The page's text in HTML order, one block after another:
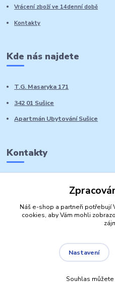
Vrácení zboží ve 14denní době
Kontakty
Kde nás najdete
T.G. Masaryka 171
342 01 Sušice
Apartmán Ubytování Sušice
Kontakty
Náš e-shop a partneři potřebují
cookies, aby Vám mohli
Nastavení
Souhlas